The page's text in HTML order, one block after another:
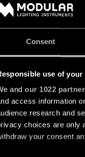
Consent
use of your
and our 1022
access information
research and
choices are only
your consent
SIE
MIT
Flat-
für eines der drei
Die Cake, die
Ring, der aus dem
für überall.